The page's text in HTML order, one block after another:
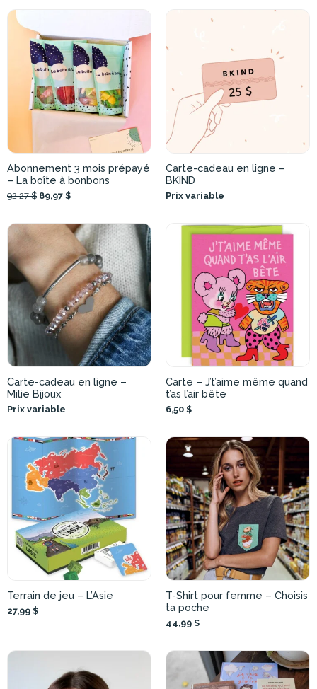
Abonnement 3 mois prépayé
– La boîte à bonbons
92,27 $ 89,97 $
Carte-cadeau en ligne –
BKIND
Prix variable
Carte-cadeau en ligne –
Milie Bijoux
Prix variable
Carte – J’t’aime même quand
t’as l’air bête
6,50 $
Terrain de jeu – L’Asie
27,99 $
T-Shirt pour femme – Choisis
ta poche
44,99 $